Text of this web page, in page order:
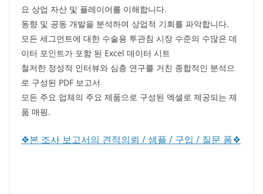
요 상업 자산 및 플레이어를 이해합니다.
동향 및 공동 개발을 분석하여 상업적 기회를 파악합니다.
모든 세그먼트에 대한 수술용 투관침 시장 수준의 수많은 데
이터 포인트가 포함 된 Excel 데이터 시트
철저한 정성적 인터뷰와 심층 연구를 거친 종합적인 분석으
로 구성된 PDF 보고서
모든 주요 업체의 주요 제품으로 구성된 엑셀로 제공되는 제
품 매핑.
❖본 조사 보고서의 견적의뢰 / 샘플 / 구입 / 질문 폼❖